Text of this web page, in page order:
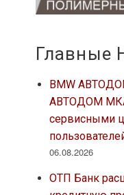
Главные
BMW
АВТОДОМ
сервисными
06.08.2026
ОТП Банк